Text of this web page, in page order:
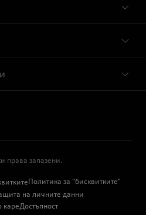
права запазени.
Политика за "бисквитките"
на личните данни
кареДостъпност